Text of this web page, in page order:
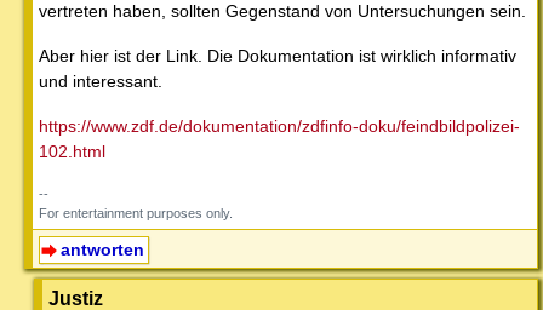
vertreten haben, sollten Gegenstand von Untersuchungen sein.
Aber hier ist der Link. Die Dokumentation ist wirklich informativ
und interessant.
https://www.zdf.de/dokumentation/zdfinfo-doku/feindbildpolizei-
102.html
--
For entertainment purposes only.
antworten
Justiz